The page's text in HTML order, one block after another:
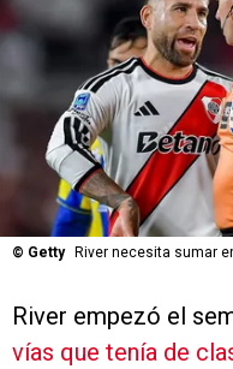
© Getty River necesita sumar
River empezó el
vías que tenía de